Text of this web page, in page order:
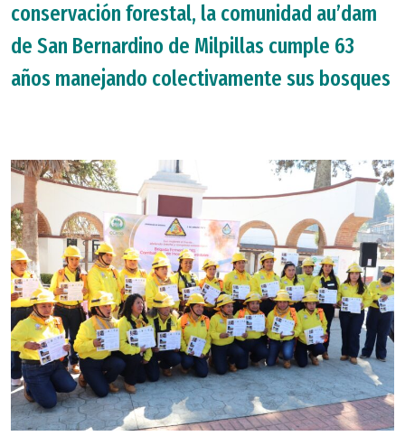
conservación forestal, la comunidad au’dam
de San Bernardino de Milpillas cumple 63
años manejando colectivamente sus bosques